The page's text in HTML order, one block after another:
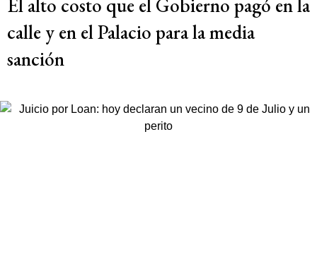
El alto costo que el Gobierno pagó en la
calle y en el Palacio para la media
sanción